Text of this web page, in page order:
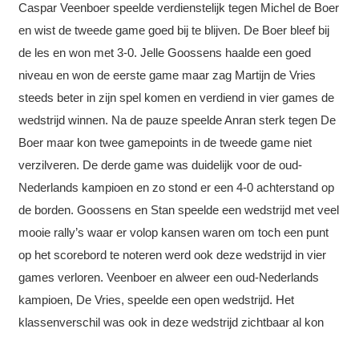
Caspar Veenboer speelde verdienstelijk tegen Michel de Boer
en wist de tweede game goed bij te blijven. De Boer bleef bij
de les en won met 3-0. Jelle Goossens haalde een goed
niveau en won de eerste game maar zag Martijn de Vries
steeds beter in zijn spel komen en verdiend in vier games de
wedstrijd winnen. Na de pauze speelde Anran sterk tegen De
Boer maar kon twee gamepoints in de tweede game niet
verzilveren. De derde game was duidelijk voor de oud-
Nederlands kampioen en zo stond er een 4-0 achterstand op
de borden. Goossens en Stan speelde een wedstrijd met veel
mooie rally’s waar er volop kansen waren om toch een punt
op het scorebord te noteren werd ook deze wedstrijd in vier
games verloren. Veenboer en alweer een oud-Nederlands
kampioen, De Vries, speelde een open wedstrijd. Het
klassenverschil was ook in deze wedstrijd zichtbaar al kon